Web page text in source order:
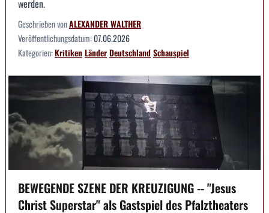
werden.
Geschrieben vonALEXANDER WALTHER
Veröffentlichungsdatum:07.06.2026
Kategorien:KritikenLänderDeutschlandSchauspiel
BEWEGENDE SZENE DER KREUZIGUNG -- "Jesus
Christ Superstar" als Gastspiel des Pfalztheaters